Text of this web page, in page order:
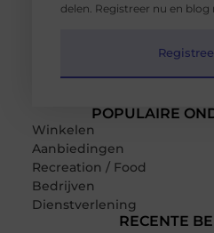
POPULAIRE
Winkelen
Aanbiedingen
Recreation / Food
Bedrijven
Dienstverlening
RECENTE
delen. Registreer nu en blog